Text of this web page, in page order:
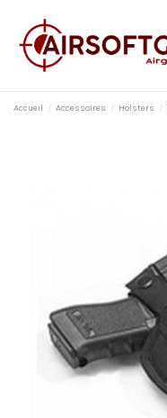
Accueil Accessoires Holsters